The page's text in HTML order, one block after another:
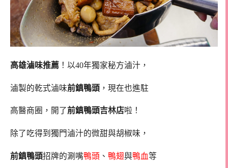
高雄滷味推薦 ！以40年獨家秘方滷汁，
滷製的乾式滷味前鎮鴨頭 ，現在也進駐
高醫商圈，開了前鎮鴨頭吉林店啦！
除了吃得到獨門滷汁的微甜與胡椒味，
前鎮鴨頭招牌的涮嘴鴨頭 、 鴨翅與鴨血等